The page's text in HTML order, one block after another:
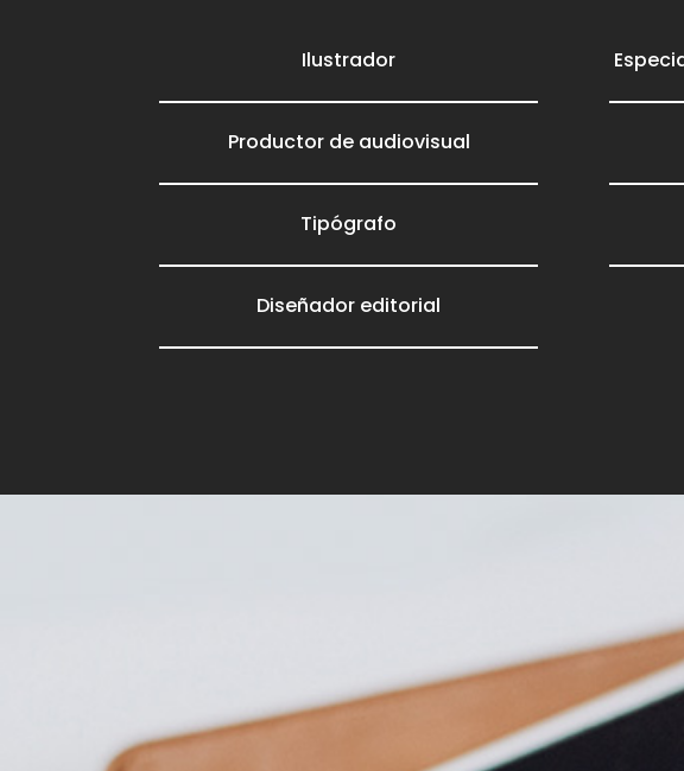
Ilustrador
Productor de audiovisual
Tipógrafo
Diseñador editorial